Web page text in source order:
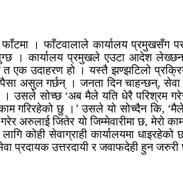
। फाँटवालाले कार्यालय प्रमुखसँग
पुग्छ । कार्यालय प्रमुखले एउटा आदेश
त एक उदाहरण हो । यस्तै झण्झटिलो
असुल गर्छन् । जनता दिन चाहन्छन्,
। उसले सोच्छ ‘अब मैले यति धेरै परिश्रम
गरिरहेको छु ।’ उसले यो सोच्दैन कि,
अरुलाई जितेर यो जिम्मेवारीमा छ, मेरो
कोही सेवाग्राही कार्यालयमा
प्रदायक उत्तरदायी र जवाफदेही हुन जरुरी